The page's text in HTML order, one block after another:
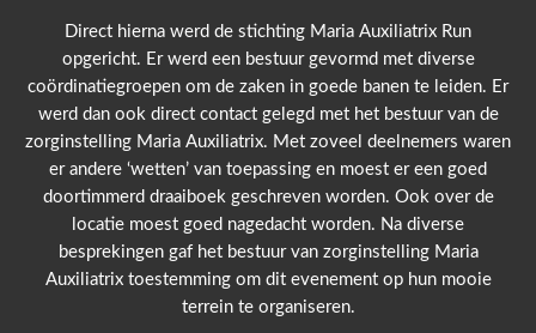
Direct hierna werd de stichting Maria Auxiliatrix Run
opgericht. Er werd een bestuur gevormd met diverse
coördinatiegroepen om de zaken in goede banen te leiden. Er
werd dan ook direct contact gelegd met het bestuur van de
zorginstelling Maria Auxiliatrix. Met zoveel deelnemers waren
er andere ‘wetten’ van toepassing en moest er een goed
doortimmerd draaiboek geschreven worden. Ook over de
locatie moest goed nagedacht worden. Na diverse
besprekingen gaf het bestuur van zorginstelling Maria
Auxiliatrix toestemming om dit evenement op hun mooie
terrein te organiseren.